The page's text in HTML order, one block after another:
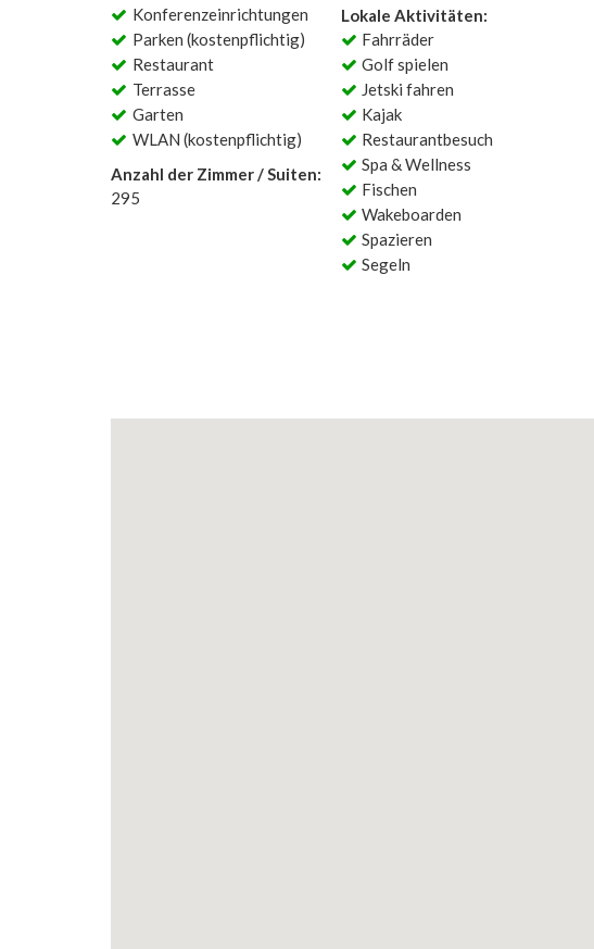
Konferenzeinrichtungen
Parken (kostenpflichtig)
Restaurant
Terrasse
Garten
WLAN (kostenpflichtig)
Anzahl der Zimmer / Suiten:
295
Lokale Aktivitäten:
Fahrräder
Golf spielen
Jetski fahren
Kajak
Restaurantbesuch
Spa & Wellness
Fischen
Wakeboarden
Spazieren
Segeln